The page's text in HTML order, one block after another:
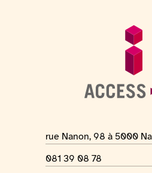
Adresse des Ortes
rue Nanon, 98 à 5000
Telefonnummer
081 39 08 78